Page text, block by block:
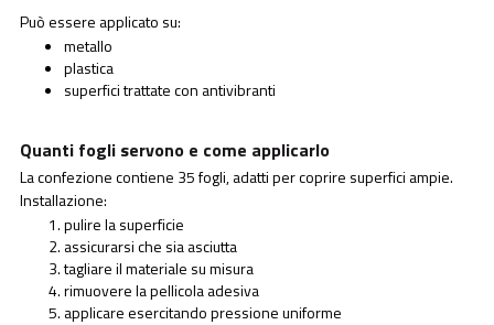
Può essere applicato su:
metallo
plastica
superfici trattate con antivibranti
Quanti fogli servono e come applicarlo
La confezione contiene 35 fogli, adatti per coprire superfici ampie.
Installazione:
pulire la superficie
assicurarsi che sia asciutta
tagliare il materiale su misura
rimuovere la pellicola adesiva
applicare esercitando pressione uniforme